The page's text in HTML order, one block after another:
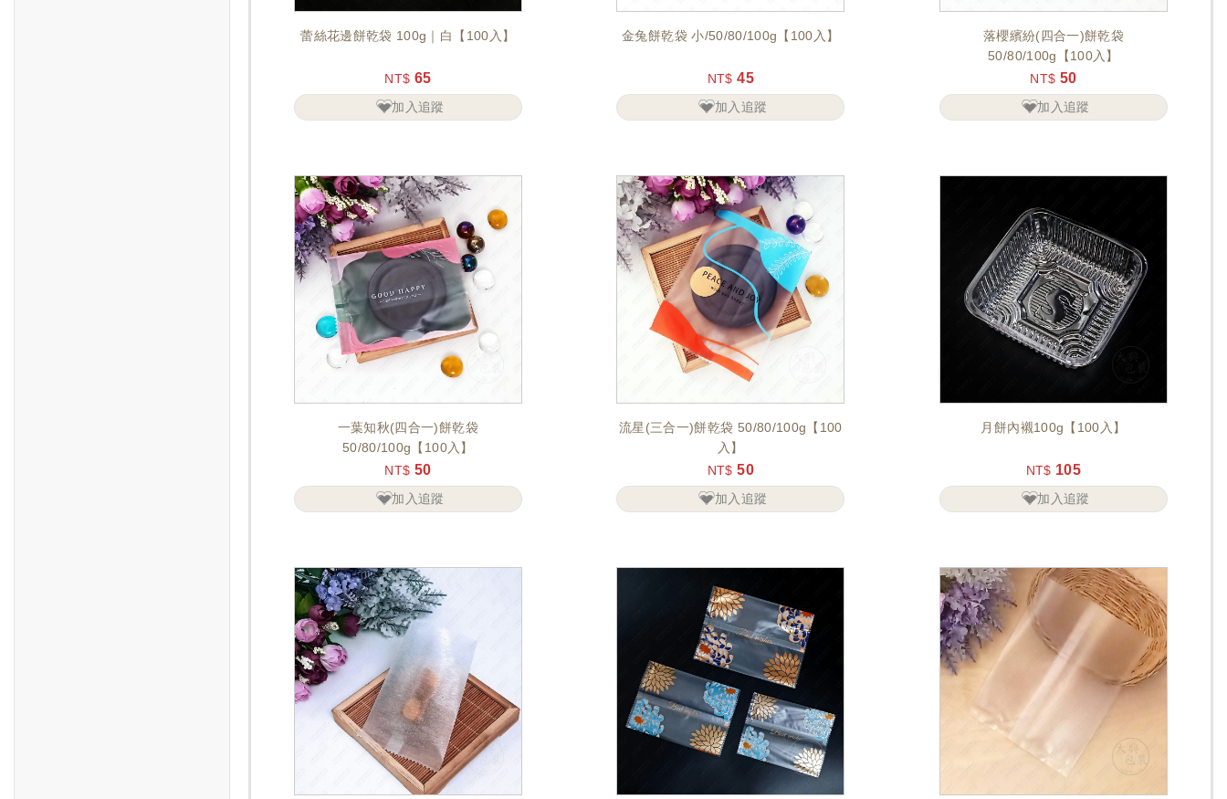
蕾絲花邊餅乾袋 100g｜白【100入】
NT$ 65
加入追蹤
金兔餅乾袋 小/50/80/100g【100入】
NT$ 45
加入追蹤
落櫻繽紛(四合一)餅乾袋
50/80/100g【100入】
NT$ 50
加入追蹤
一葉知秋(四合一)餅乾袋
50/80/100g【100入】
NT$ 50
加入追蹤
流星(三合一)餅乾袋 50/80/100g【100
入】
NT$ 50
加入追蹤
月餅內襯100g【100入】
NT$ 105
加入追蹤